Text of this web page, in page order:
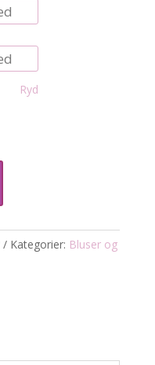
Ryd
Kategorier: Bluser og